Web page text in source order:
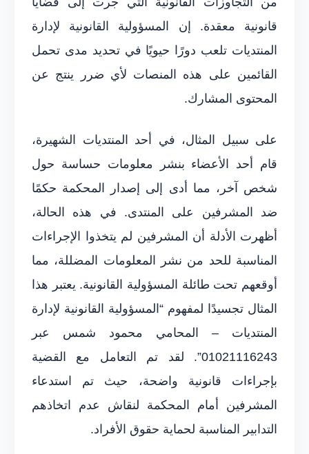
قانونية معقدة. إن المسؤولية القانونية لإدارة
المنتديات تلعب دورًا حيويًا في تحديد مدى تحمل
القائمين على هذه المنصات لأي ضرر ينتج عن
المحتوى المشارك.
على سبيل المثال، في أحد المنتديات الشهيرة،
قام أحد الأعضاء بنشر معلومات حساسة حول
شخص آخر، مما أدى إلى إصدار المحكمة حكمًا
ضد المشرفين على المنتدى. في هذه الحالة،
أظهرت الأدلة أن المشرفين لم يتخذوا الإجراءات
المناسبة للحد من نشر المعلومات المضللة، مما
أوقعهم تحت طائلة المسؤولية القانونية. يعتبر هذا
المثال تجسيدًا لمفهوم “المسؤولية القانونية لإدارة
المنتديات – المحامي محمود شمس عبر
01021116243”. لقد تم التعامل مع القضية
بإجراءات قانونية واضحة، حيث تم استدعاء
المشرفين أمام المحكمة لنقاش عدم اتخاذهم
التدابير المناسبة لحماية حقوق الأفراد.